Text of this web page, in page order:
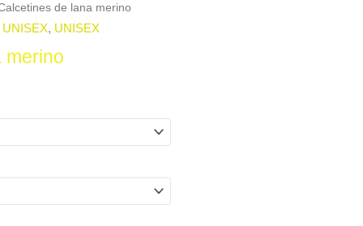
de lana merino
UNISEX, UNISEX
merino